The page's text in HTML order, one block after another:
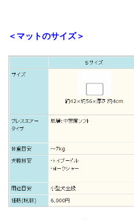
＜マットのサイズ＞